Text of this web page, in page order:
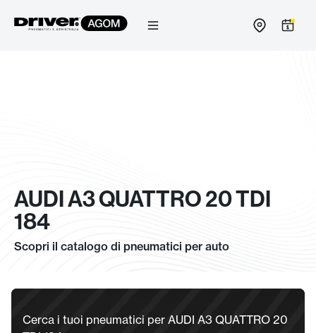
AUDI A3 QUATTRO 20 TDI
184
Scopri il catalogo di pneumatici per auto
Cerca i tuoi pneumatici per AUDI A3 QUATTRO 20